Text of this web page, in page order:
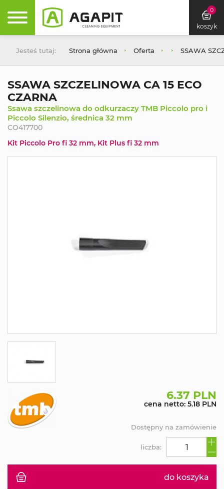
0
koszyk
Jesteś tutaj: Strona główna Oferta SSAWA
SSAWA SZCZELINOWA CA 15 ECO
CZARNA
Ssawa szczelinowa do odkurzaczy TMB Piccolo pro i
Piccolo Silenzio, średnica 32 mm
CO417700
Kit Piccolo Pro fi 32 mm, Kit Plus fi 32 mm
6.37 PLN
cena netto: 5.18 PLN
do koszyka
liczba:
Dostępny na zamówienie